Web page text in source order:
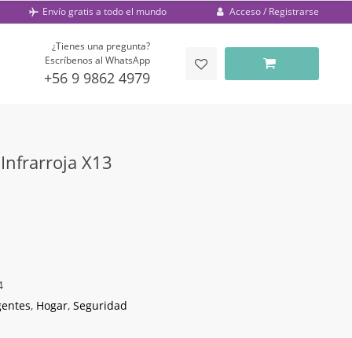
Envío gratis a todo el mundo Acceso / Registrarse
¿Tienes una pregunta?
Escríbenos al WhatsApp
+56 9 9862 4979
X13
, Hogar, Seguridad